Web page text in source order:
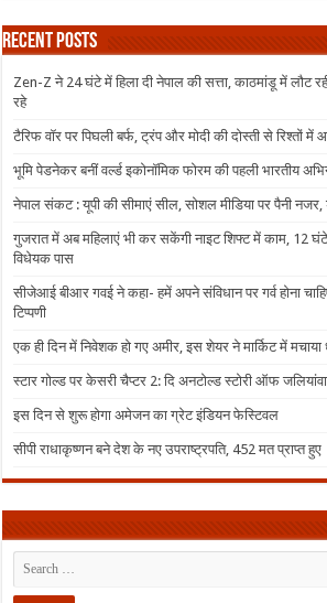
Recent Posts
Zen-Z ने 24 घंटे में हिला दी नेपाल की सत्ता, काठमांडू में लौट
रहे
टैरिफ वॉर पर पिघली बर्फ, ट्रंप और मोदी की दोस्ती से रिश्तों में
भूमि पेडनेकर बनीं वर्ल्ड इकोनॉमिक फोरम की पहली भारतीय
नेपाल संकट : यूपी की सीमाएं सील, सोशल मीडिया पर पैनी नजर,
गुजरात में अब महिलाएं भी कर सकेंगी नाइट शिफ्ट में काम, 12
विधेयक पास
सीजेआई बीआर गवई ने कहा- हमें अपने संविधान पर गर्व होना
टिप्पणी
एक ही दिन में निवेशक हो गए अमीर, इस शेयर ने मार्किट में
स्टार गोल्ड पर केसरी चैप्टर 2: दि अनटोल्ड स्टोरी ऑफ
इस दिन से शुरू होगा अमेजन का ग्रेट इंडियन फेस्टिवल
सीपी राधाकृष्णन बने देश के नए उपराष्ट्रपति, 452 मत प्राप्त हुए